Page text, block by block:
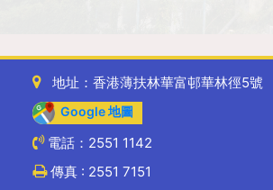
地址：香港薄扶林華富邨華林徑5號
Google 地圖
電話：2551 1142
傳真 : 2551 7151